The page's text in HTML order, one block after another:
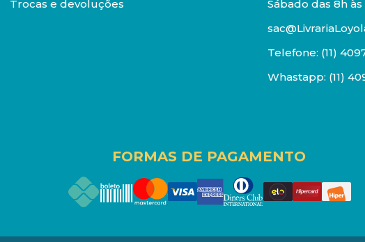
Trocas e devoluções
Sábado das 8h às
Telefone: (11)
Whastapp: (11)
FORMAS DE PAGAMENTO